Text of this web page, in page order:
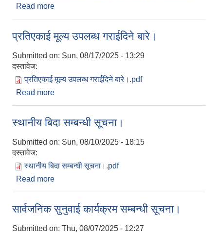
Read more
प्रतिएकाई मूल्य उपलब्ध गराईदिने बारे।
Submitted on: Sun, 08/17/2025 - 13:29
दस्तावेज:
प्रतिएकाई मूल्य उपलब्ध गराईदिने बारे।.pdf
Read more
स्थानीय बिदा सम्बन्धी सूचना।
Submitted on: Sun, 08/10/2025 - 18:15
दस्तावेज:
स्थानीय बिदा सम्बन्धी सूचना।.pdf
Read more
सार्वजनिक सुनुवाई कार्यक्रम सम्बन्धी सूचना।
Submitted on: Thu, 08/07/2025 - 12:27